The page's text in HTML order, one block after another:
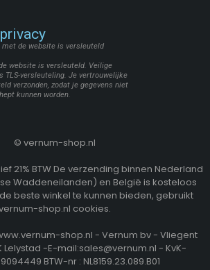
website is versleuteld. Veilige
TLS-versleuteling. Je vertrouwelijke
verzonden, zodat je gegevens niet
kunnen worden.
© vernum-shop.nl
21% BTW De verzending binnen Nederland
Waddeneilanden) en België is kosteloos
beste winkel te kunnen bieden, gebruikt
shop.nl cookies.
shop.nl - Vernum bv - Vliegent
Lelystad -E-mail:sales@vernum.nl - KvK-
BTW-nr : NL8159.23.089.B01